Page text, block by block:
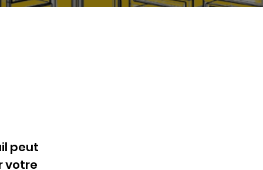
peut
votre